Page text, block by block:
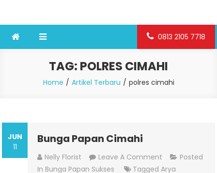
0813 2105 7718
TAG: POLRES CIMAHI
Home Artikel Terbaru polres cimahi
JUN
11
Bunga Papan Cimahi
Nelly Florist Leave A Comment On
Bunga
Posted
In Bunga Papan Sukses TaggedArya